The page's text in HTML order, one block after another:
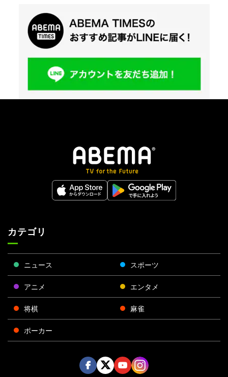
カテゴリ
ニュース スポーツ
アニメ エンタメ
将棋 麻雀
ポーカー